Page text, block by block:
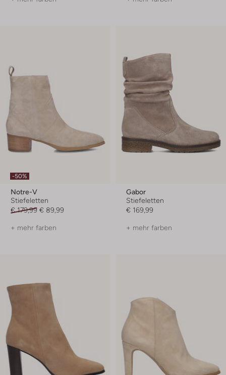
-50%
Notre-V
Stiefeletten
€ 179,99 € 89,99
+ mehr farben
Gabor
Stiefeletten
€ 169,99
+ mehr farben